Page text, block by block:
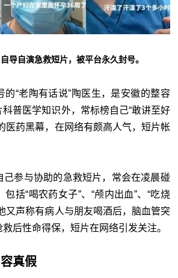
导自演急救短片，被平台永久封号。
的“老陶有话说”陶医生，是安徽的整容
普医学知识外，常标榜自己“敢讲至好
医药黑幕，在网络有颇高人气，短片帐
己参与协助的急救短片，常会在凌晨碰
括“喝农药女子”、“颅内出血”、“吃烧
又声称有病人与朋友喝酒后，脑血管突
后性命得保，短片在网络引发关注。
真假